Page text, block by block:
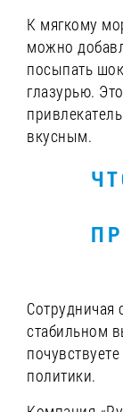
К мягкому
можно
посыпать
глазурью.
вкусным.
Сотрудничая
стабильном
политики.